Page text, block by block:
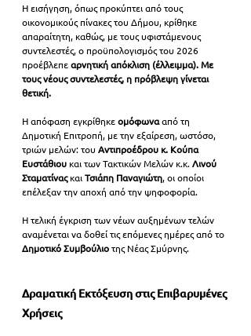
Η εισήγηση, όπως προκύπτει από τους
οικονομικούς πίνακες του Δήμου, κρίθηκε
απαραίτητη, καθώς, με τους υφιστάμενους
συντελεστές, ο προϋπολογισμός του 2026
προέβλεπε αρνητική απόκλιση (έλλειμμα). Με
τους νέους συντελεστές, η πρόβλεψη γίνεται
θετική.
Η απόφαση εγκρίθηκε ομόφωνα από τη
Δημοτική Επιτροπή, με την εξαίρεση, ωστόσο,
τριών μελών: του Αντιπροέδρου κ. Κούπα
Ευστάθιου και των Τακτικών Μελών κ.κ. Λινού
Σταματίνας και Τσιάπη Παναγιώτη, οι οποίοι
επέλεξαν την αποχή από την ψηφοφορία.
Η τελική έγκριση των νέων αυξημένων τελών
αναμένεται να δοθεί τις επόμενες ημέρες από το
Δημοτικό Συμβούλιο της Νέας Σμύρνης.
Δραματική Εκτόξευση στις Επιβαρυμένες
Χρήσεις